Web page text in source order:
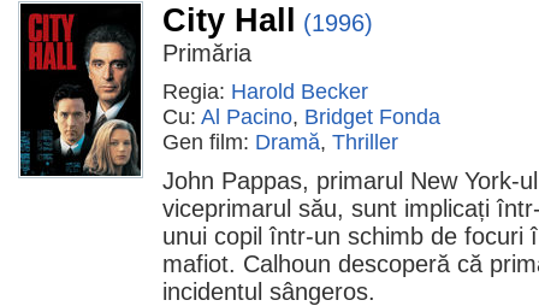
City Hall (1996)
Primăria
Regia: Harold Becker
Cu: Al Pacino, Bridget Fonda
Gen film: Dramă, Thriller
John Pappas, primarul New York-
viceprimarul său, sunt implicați
unui copil într-un schimb de focuri
mafiot. Calhoun descoperă că
incidentul sângeros.